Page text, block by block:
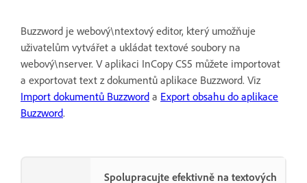
Buzzword je webový\ntextový editor, který umožňuje
uživatelům vytvářet a ukládat textové soubory na
webový\nserver. V aplikaci InCopy CS5 můžete importovat
a exportovat text z dokumentů aplikace Buzzword. Viz
Import dokumentů Buzzword a Export obsahu do aplikace
Buzzword.
Spolupracujte efektivně na textových